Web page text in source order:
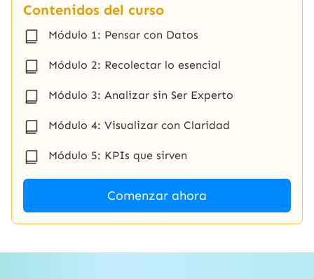
Contenidos del curso
Módulo 1: Pensar con Datos
Módulo 2: Recolectar lo esencial
Módulo 3: Analizar sin Ser Experto
Módulo 4: Visualizar con Claridad
Módulo 5: KPIs que sirven
Comenzar ahora